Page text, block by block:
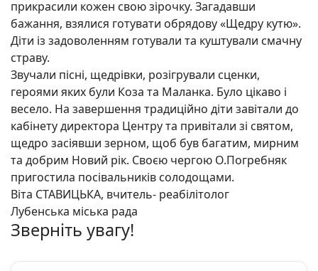
прикрасили кожен свою зірочку. Загадавши
бажання, взялися готувати обрядову «Щедру кутю».
Діти із задоволенням готували та куштували смачну
страву.
Звучали пісні, щедрівки, розігрували сценки,
героями яких були Коза та Маланка. Було цікаво і
весело. На завершення традиційно діти завітали до
кабінету директора Центру та привітали зі святом,
щедро засіявши зерном, щоб був багатим, мирним
та добрим Новий рік. Своєю чергою О.Погребняк
пригостила посівальників солодощами.
Віта СТАВИЦЬКА, вчитель- реабілітолог
Лубенська міська рада
Зверніть увагу!